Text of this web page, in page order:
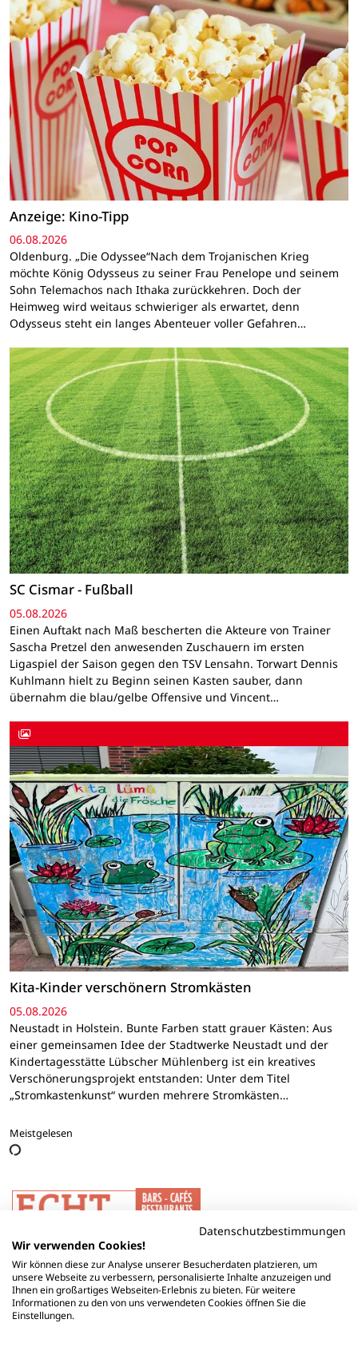
Anzeige: Kino-Tipp
06.08.2026
Oldenburg. „Die Odyssee“Nach dem Trojanischen Krieg
möchte König Odysseus zu seiner Frau Penelope und seinem
Sohn Telemachos nach Ithaka zurückkehren. Doch der
Heimweg wird weitaus schwieriger als erwartet, denn
Odysseus steht ein langes Abenteuer voller Gefahren…
SC Cismar - Fußball
05.08.2026
Einen Auftakt nach Maß bescherten die Akteure von Trainer
Sascha Pretzel den anwesenden Zuschauern im ersten
Ligaspiel der Saison gegen den TSV Lensahn. Torwart Dennis
Kuhlmann hielt zu Beginn seinen Kasten sauber, dann
übernahm die blau/gelbe Offensive und Vincent…
Kita-Kinder verschönern Stromkästen
05.08.2026
Neustadt in Holstein. Bunte Farben statt grauer Kästen: Aus
einer gemeinsamen Idee der Stadtwerke Neustadt und der
Kindertagesstätte Lübscher Mühlenberg ist ein kreatives
Verschönerungsprojekt entstanden: Unter dem Titel
„Stromkastenkunst“ wurden mehrere Stromkästen…
Meistgelesen
Datenschutzbestimmungen
Wir verwenden Cookies!
Wir können diese zur Analyse unserer Besucherdaten platzieren, um
unsere Webseite zu verbessern, personalisierte Inhalte anzuzeigen und
Ihnen ein großartiges Webseiten-Erlebnis zu bieten. Für weitere
Informationen zu den von uns verwendeten Cookies öffnen Sie die
Einstellungen.